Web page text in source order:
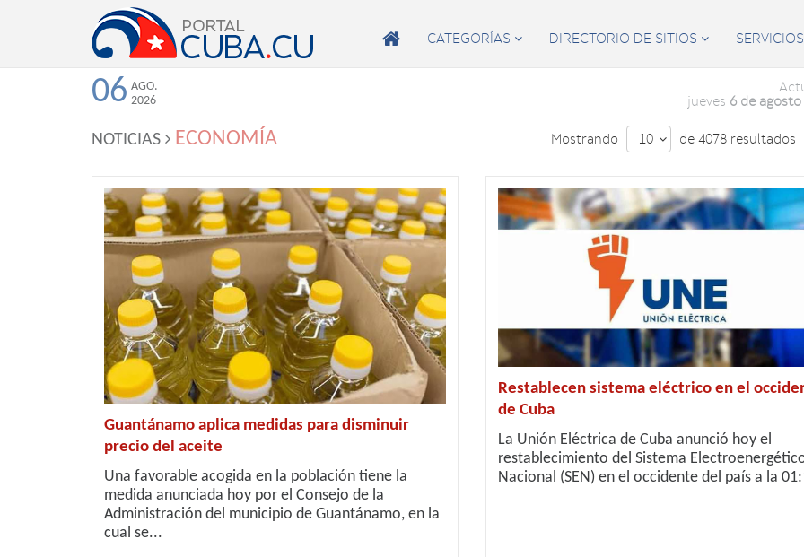
 CATEGORÍAS  DIRECTORIO DE SITIOS 
06 AGO.
2026
jueves 6 de agosto
NOTICIAS ECONOMÍA Mostrando 10  de 4078 resultados
Guantánamo aplica medidas para disminuir
precio del aceite
Una favorable acogida en la población tiene la
medida anunciada hoy por el Consejo de la
Administración del municipio de Guantánamo, en la
cual se...
Restablecen sistema eléctrico en el
de Cuba
La Unión Eléctrica de Cuba anunció hoy el
restablecimiento del Sistema
Nacional (SEN) en el occidente del país a la